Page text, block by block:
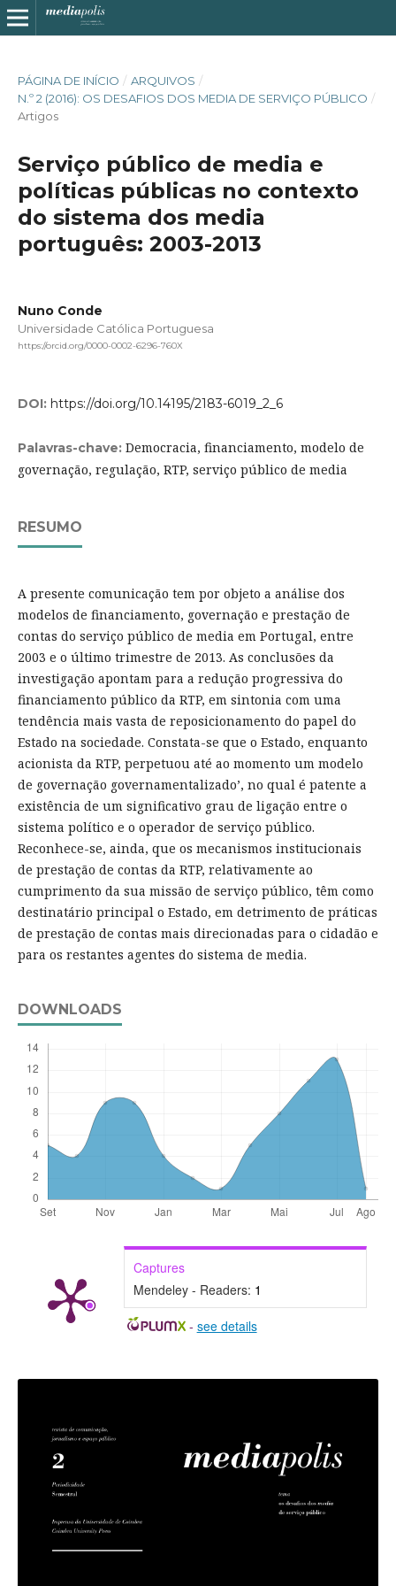
PÁGINA DE INÍCIO / ARQUIVOS /
N.º 2 (2016): OS DESAFIOS DOS MEDIA DE SERVIÇO PÚBLICO /
Artigos
Serviço público de media e
políticas públicas no contexto
do sistema dos media
português: 2003-2013
Nuno Conde
Universidade Católica Portuguesa
https://orcid.org/0000-0002-6296-760X
DOI: https://doi.org/10.14195/2183-6019_2_6
Palavras-chave: Democracia, financiamento, modelo de
governação, regulação, RTP, serviço público de media
RESUMO
A presente comunicação tem por objeto a análise dos
modelos de financiamento, governação e prestação de
contas do serviço público de media em Portugal, entre
2003 e o último trimestre de 2013. As conclusões da
investigação apontam para a redução progressiva do
financiamento público da RTP, em sintonia com uma
tendência mais vasta de reposicionamento do papel do
Estado na sociedade. Constata-se que o Estado, enquanto
acionista da RTP, perpetuou até ao momento um modelo
de governação governamentalizado’, no qual é patente a
existência de um significativo grau de ligação entre o
sistema político e o operador de serviço público.
Reconhece-se, ainda, que os mecanismos institucionais
de prestação de contas da RTP, relativamente ao
cumprimento da sua missão de serviço público, têm como
destinatário principal o Estado, em detrimento de práticas
de prestação de contas mais direcionadas para o cidadão e
para os restantes agentes do sistema de media.
DOWNLOADS
Captures
Mendeley - Readers: 1
- see details